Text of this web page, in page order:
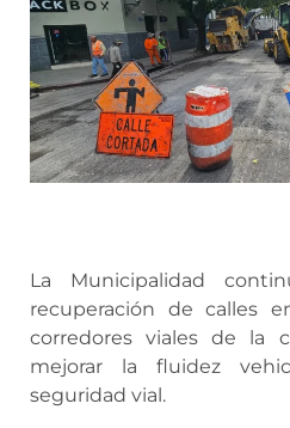
La Municipalidad
recuperación de calles
corredores viales de la
mejorar la fluidez
seguridad vial.